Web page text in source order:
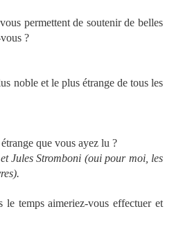
permettent de soutenir de belles
?
noble et le plus étrange de tous les
que vous ayez lu ?
Jules Stromboni (oui pour moi, les
le temps aimeriez-vous effectuer et